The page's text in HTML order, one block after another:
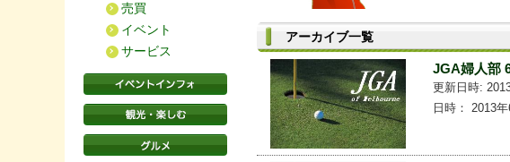
売買
イベント
サービス
アーカイブ一覧
JGA婦人部
更新日時:
日時： 2013